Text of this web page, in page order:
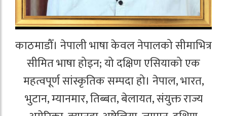
काठमाडौँ। नेपाली भाषा केवल नेपालको सीमाभित्र
सीमित भाषा होइन; यो दक्षिण एसियाको एक
महत्वपूर्ण सांस्कृतिक सम्पदा हो। नेपाल, भारत,
भुटान, म्यानमार, तिब्बत, बेलायत, संयुक्त राज्य